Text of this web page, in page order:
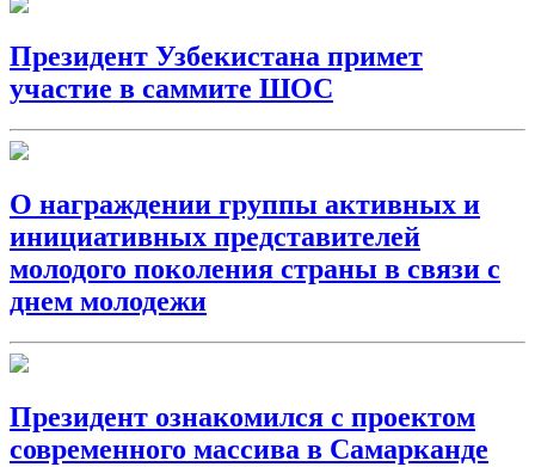
Президент Узбекистана примет
участие в саммите ШОС
О награждении группы активных и
инициативных представителей
молодого поколения страны в связи с
днем молодежи
Президент ознакомился с проектом
современного массива в Самарканде